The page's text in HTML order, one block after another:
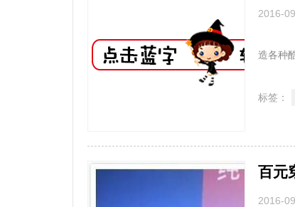
2016-
“秋
造各
标签：
百元
2016-